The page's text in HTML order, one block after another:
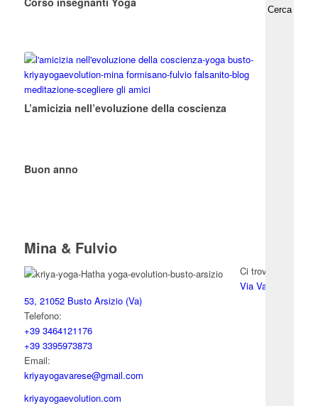
L’amicizia nell’evoluzione della coscienza
Buon anno
Mina & Fulvio
Ci trovi in:
Via Varese
53, 21052 Busto Arsizio (Va)
Telefono:
+39 3464121176
+39 3395973873
Email:
kriyayogavarese@gmail.com
kriyayogaevolution.com